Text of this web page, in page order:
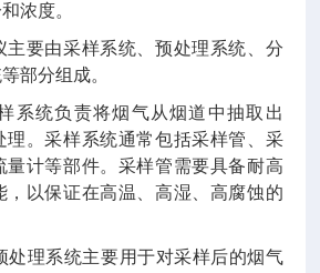
浓度。
主要由采样系统、预处理系统、分
部分组成。
系统负责将烟气从烟道中抽取出
理。采样系统通常包括采样管、采
量计等部件。采样管需要具备耐高
，以保证在高温、高湿、高腐蚀的
处理系统主要用于对采样后的烟气